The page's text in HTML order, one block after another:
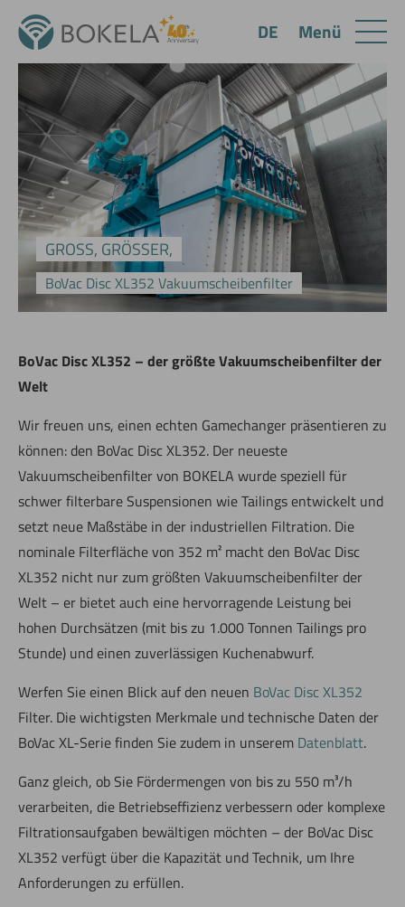
GROSS, GRÖSSER,
BoVac Disc XL352 Vakuumscheibenfilter
BoVac Disc XL352 – der größte Vakuumscheibenfilter der
Welt
Wir freuen uns, einen echten Gamechanger präsentieren zu
können: den BoVac Disc XL352. Der neueste
Vakuumscheibenfilter von BOKELA wurde speziell für
schwer filterbare Suspensionen wie Tailings entwickelt und
setzt neue Maßstäbe in der industriellen Filtration. Die
nominale Filterfläche von 352 m² macht den BoVac Disc
XL352 nicht nur zum größten Vakuumscheibenfilter der
Welt – er bietet auch eine hervorragende Leistung bei
hohen Durchsätzen (mit bis zu 1.000 Tonnen Tailings pro
Stunde) und einen zuverlässigen Kuchenabwurf.
Werfen Sie einen Blick auf den neuen BoVac Disc XL352
Filter. Die wichtigsten Merkmale und technische Daten der
BoVac XL-Serie finden Sie zudem in unserem Datenblatt.
Ganz gleich, ob Sie Fördermengen von bis zu 550 m³/h
verarbeiten, die Betriebseffizienz verbessern oder komplexe
Filtrationsaufgaben bewältigen möchten – der BoVac Disc
XL352 verfügt über die Kapazität und Technik, um Ihre
Anforderungen zu erfüllen.
Menü
DE